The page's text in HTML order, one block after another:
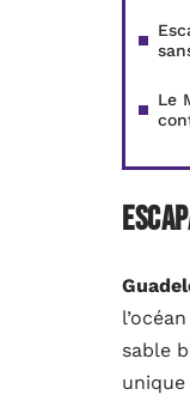
Le
sable
unique